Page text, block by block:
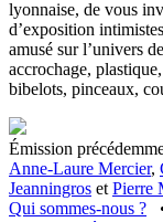
lyonnaise, de vous
d’exposition
amusé sur l’univers
accrochage,
bibelots, pinceaux,
Émission
Anne-Laure Mercier,
Jeanningros et Pierre
Qui sommes-nous ?